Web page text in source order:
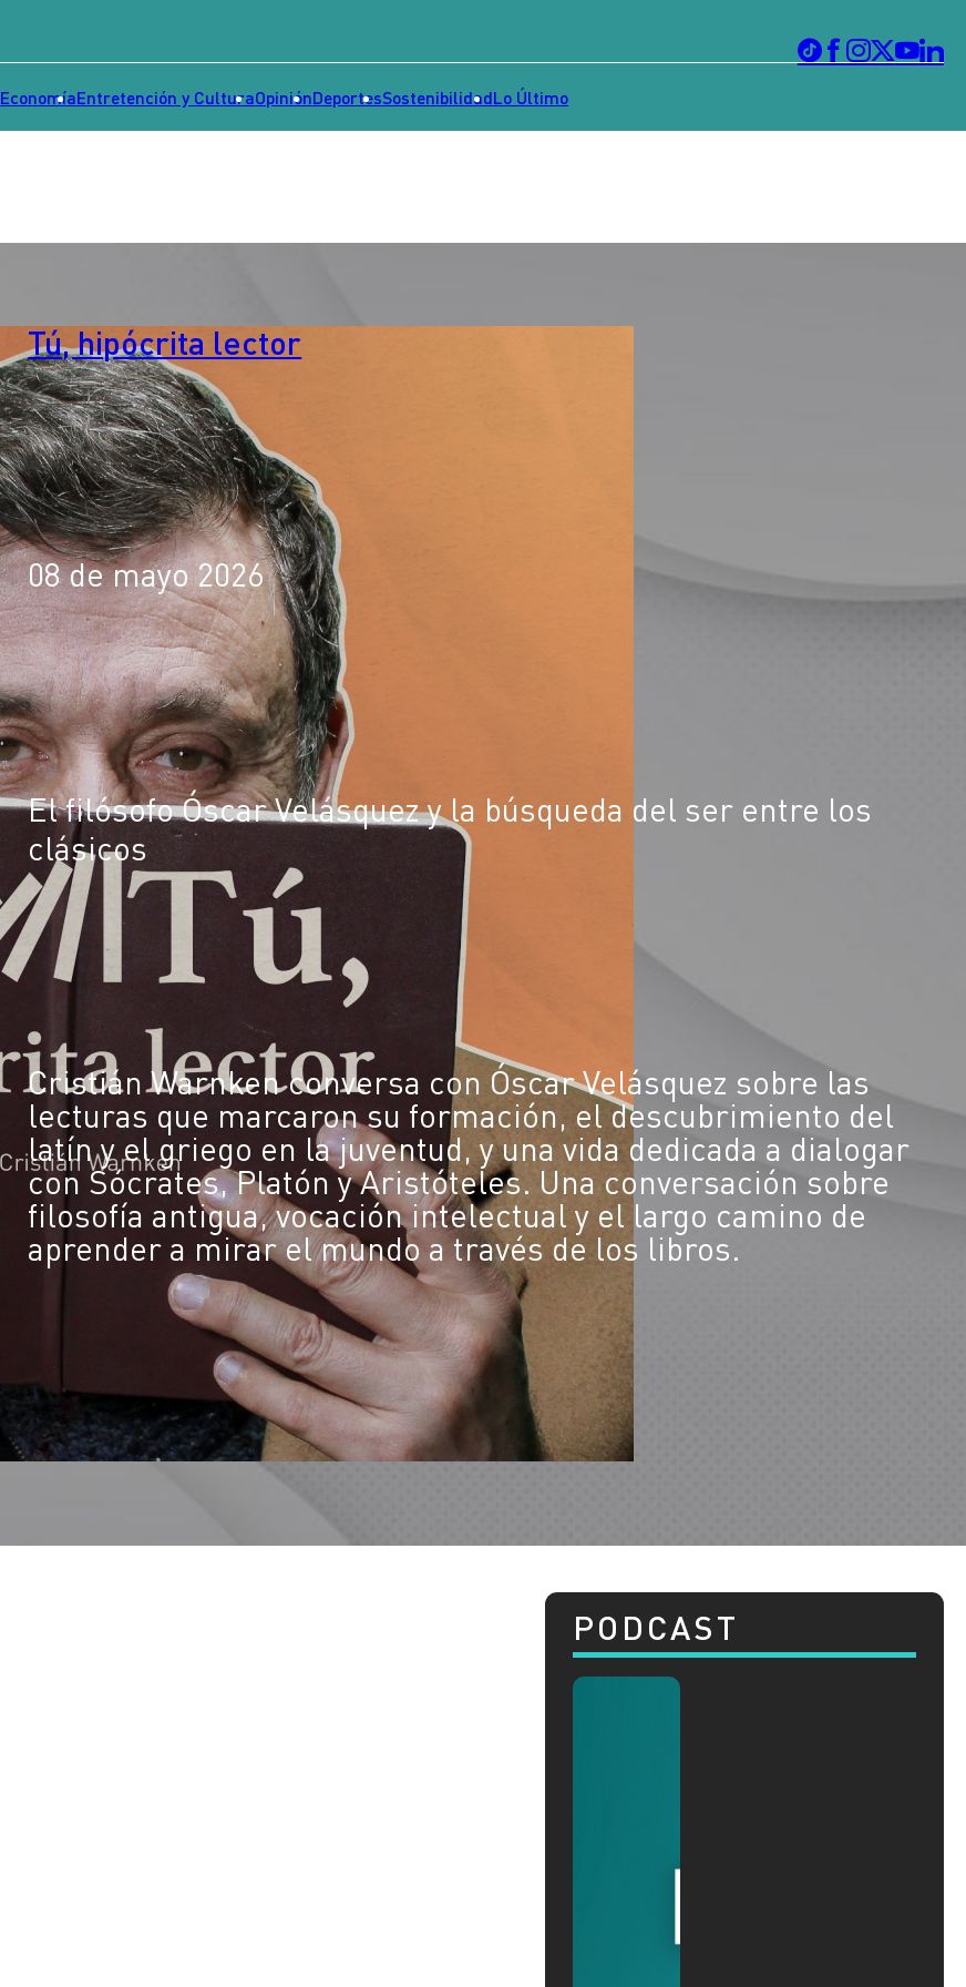
EconomíaEntretención y CulturaOpiniónDeportesSostenibilidadLo Último
Tú, hipócrita lector
08 de mayo 2026
El filósofo Óscar Velásquez y la búsqueda del ser entre los
clásicos
Cristián Warnken conversa con Óscar Velásquez sobre las
lecturas que marcaron su formación, el descubrimiento del
latín y el griego en la juventud, y una vida dedicada a dialogar
con Sócrates, Platón y Aristóteles. Una conversación sobre
filosofía antigua, vocación intelectual y el largo camino de
aprender a mirar el mundo a través de los libros.
PODCAST